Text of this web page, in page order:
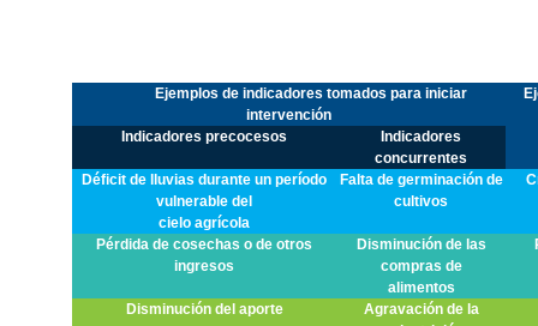
Ejemplos de indicadores tomados para iniciar
intervención
Indicadores precocesos
Indicadores
concurrentes
Déficit de lluvias durante un período
vulnerable del
cielo agrícola
Falta de germinación de
cultivos
Pérdida de cosechas o de otros
ingresos
Disminución de las
compras de
alimentos
Disminución del aporte
Agravación de la